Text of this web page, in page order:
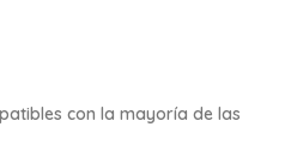
con la mayoría de las